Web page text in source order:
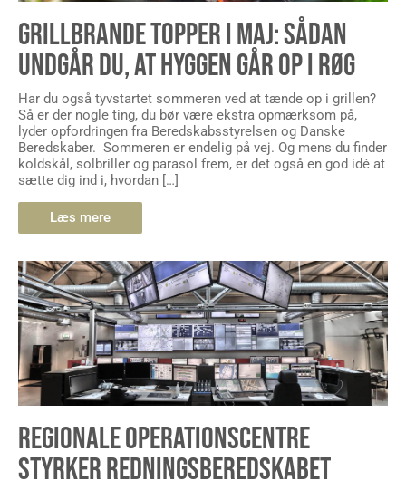
GRILLBRANDE TOPPER I MAJ: SÅDAN
UNDGÅR DU, AT HYGGEN GÅR OP I RØG
Har du også tyvstartet sommeren ved at tænde op i grillen?
Så er der nogle ting, du bør være ekstra opmærksom på,
lyder opfordringen fra Beredskabsstyrelsen og Danske
Beredskaber. Sommeren er endelig på vej. Og mens du finder
koldskål, solbriller og parasol frem, er det også en god idé at
sætte dig ind i, hvordan […]
Læs mere
REGIONALE OPERATIONSCENTRE
STYRKER REDNINGSBEREDSKABET